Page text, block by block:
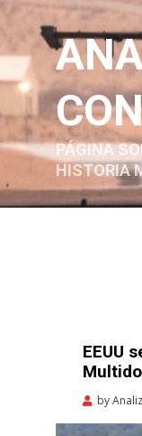
PÁGINA
HISTORIA
EEUU
by